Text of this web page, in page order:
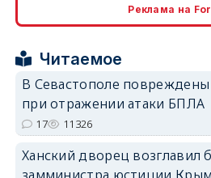
Реклама на
Читаемое
В Севастополе
при отражении атаки БПЛА
17 11326
Ханский дворец возглавил